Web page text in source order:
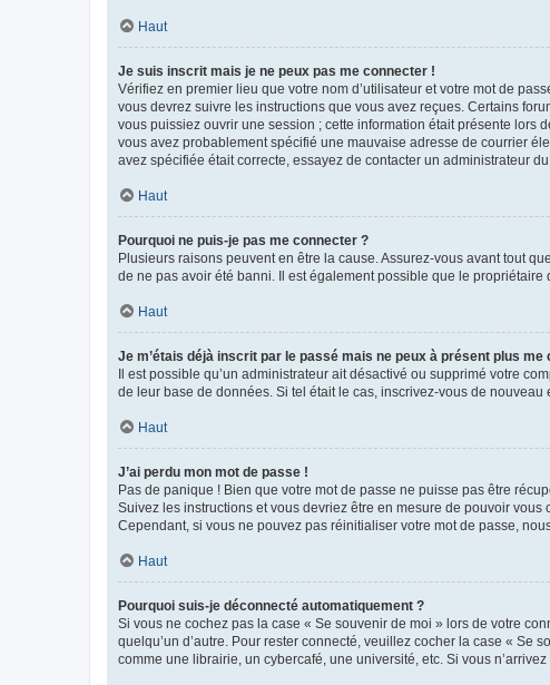
Haut
Je suis inscrit mais je ne peux pas me connecter !
Vérifiez en premier lieu que votre nom d’utilisateur et votre mot de
vous devrez suivre les instructions que vous avez reçues. Certains
vous puissiez ouvrir une session ; cette information était présente lors
vous avez probablement spécifié une mauvaise adresse de courrier
avez spécifiée était correcte, essayez de contacter un administrateur du
Haut
Pourquoi ne puis-je pas me connecter ?
Plusieurs raisons peuvent en être la cause. Assurez-vous avant tout
de ne pas avoir été banni. Il est également possible que le
Haut
Je m’étais déjà inscrit par le passé mais ne peux à présent plus me
Il est possible qu’un administrateur ait désactivé ou supprimé votre
de leur base de données. Si tel était le cas, inscrivez-vous de
Haut
J’ai perdu mon mot de passe !
Pas de panique ! Bien que votre mot de passe ne puisse pas être
Suivez les instructions et vous devriez être en mesure de pouvoir vous
Cependant, si vous ne pouvez pas réinitialiser votre mot de passe,
Haut
Pourquoi suis-je déconnecté automatiquement ?
Si vous ne cochez pas la case « Se souvenir de moi » lors de votre
quelqu’un d’autre. Pour rester connecté, veuillez cocher la case « Se
comme une librairie, un cybercafé, une université, etc. Si vous